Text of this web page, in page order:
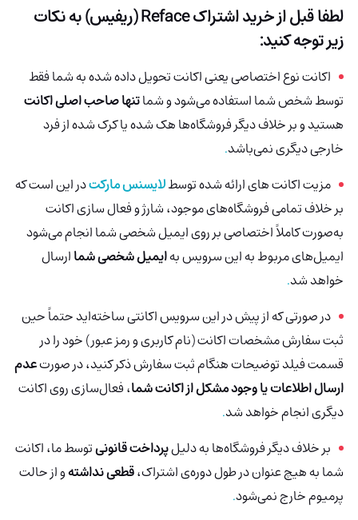
لطفا قبل از خرید اشتراکReface (ریفیس)
به نکات
زیر توجه کنید:
اکانت نوع اختصاصی یعنی اکانت تحویل داده شده به شما فقط
توسط شخص شما استفاده می‌شود و شماتنها صاحب اصلی اکانت
هستید و بر خلاف دیگر فروشگاه‌ها هک شدهیا کرک شده از فرد
خارجی دیگری نمی‌باشد.
مزیت اکانت های ارائه شده توسطلایسنس مارکتدر این است که
بر خلاف تمامی فروشگاه‌های موجود، شارژ و فعال سازی اکانت
به‌صورت کاملاً اختصاصی بر روی ایمیل شخصی شما انجام می‌شود
ایمیل‌های مربوط به این سرویس بهایمیل شخصی شماارسال
خواهد شد.
در صورتی که از پیش در این سرویس اکانتی ساخته‌اید حتماً حین
ثبت سفارش مشخصات اکانت (نام کاربری و رمز عبور) خود را در
قسمت فیلد توضیحات هنگام ثبت سفارش ذکر کنید، در صورتعدم
ارسال اطلاعات یا وجود مشکل از اکانت شما، فعال‌سازی روی اکانت
دیگری انجام خواهد شد.
بر خلاف دیگر فروشگاه‌ها به دلیلپرداخت قانونیتوسط ما، اکانت
شما به هیچ عنوان در طول دوره‌ی اشتراک،قطعی نداشتهو از حالت
پرمیوم خارج نمی‌شود.